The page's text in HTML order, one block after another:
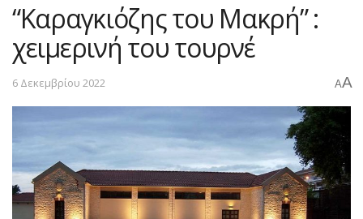
“Καραγκιόζης του Μακρή” :
χειμερινή του τουρνέ
6 Δεκεμβρίου 2022 AA